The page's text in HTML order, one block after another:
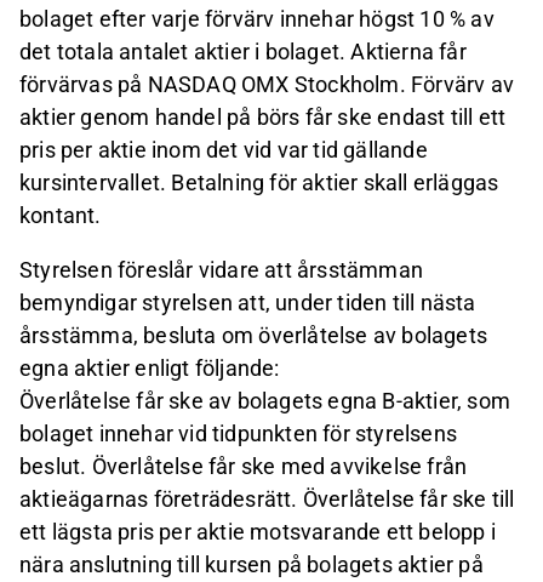
bolaget efter varje förvärv innehar högst 10 % av
det totala antalet aktier i bolaget. Aktierna får
förvärvas på NASDAQ OMX Stockholm. Förvärv av
aktier genom handel på börs får ske endast till ett
pris per aktie inom det vid var tid gällande
kursintervallet. Betalning för aktier skall erläggas
kontant.
Styrelsen föreslår vidare att årsstämman
bemyndigar styrelsen att, under tiden till nästa
årsstämma, besluta om överlåtelse av bolagets
egna aktier enligt följande:
Överlåtelse får ske av bolagets egna B-aktier, som
bolaget innehar vid tidpunkten för styrelsens
beslut. Överlåtelse får ske med avvikelse från
aktieägarnas företrädesrätt. Överlåtelse får ske till
ett lägsta pris per aktie motsvarande ett belopp i
nära anslutning till kursen på bolagets aktier på